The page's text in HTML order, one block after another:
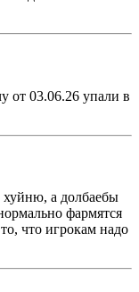
от 03.06.26 упали в
хуйню, а долбаебы
фармятся
что игрокам надо